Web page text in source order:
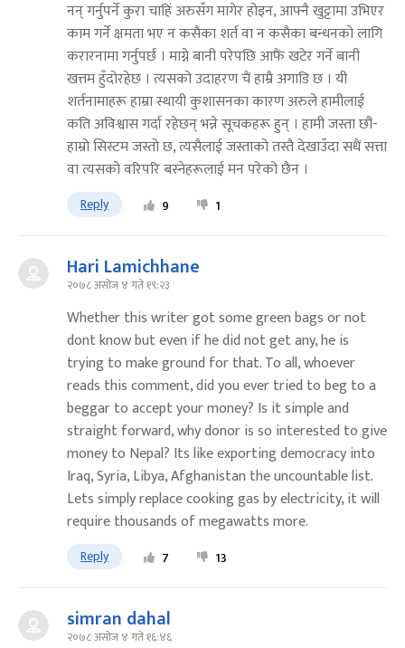
नन् गर्नुपर्ने कुरा चाहिं अरुसँग मागेर होइन, आफ्नै खुट्टामा उभिएर
काम गर्ने क्षमता भए न कसैका शर्त वा न कसैका बन्धनको लागि
करारनामा गर्नुपर्छ । माग्ने बानी परेपछि आफैं खटेर गर्ने बानी
खत्तम हुँदोरहेछ । त्यसको उदाहरण चैं हाम्रै अगाडि छ । यी
शर्तनामाहरू हाम्रा स्थायी कुशासनका कारण अरुले हामीलाई
कति अविश्वास गर्दा रहेछन् भन्ने सूचकहरू हुन् । हामी जस्ता छौं-
हाम्रो सिस्टम जस्तो छ, त्यसैलाई जस्ताको तस्तै देखाउँदा सधैं सत्ता
वा त्यसको वरिपरि बस्नेहरूलाई मन परेको छैन ।
Reply 9 1
Hari Lamichhane
२०७८ असोज ४ गते १९:२३
Whether this writer got some green bags or not
dont know but even if he did not get any, he is
trying to make ground for that. To all, whoever
reads this comment, did you ever tried to beg to a
beggar to accept your money? Is it simple and
straight forward, why donor is so interested to give
money to Nepal? Its like exporting democracy into
Iraq, Syria, Libya, Afghanistan the uncountable list.
Lets simply replace cooking gas by electricity, it will
require thousands of megawatts more.
Reply 7 13
simran dahal
२०७८ असोज ४ गते १६:४६